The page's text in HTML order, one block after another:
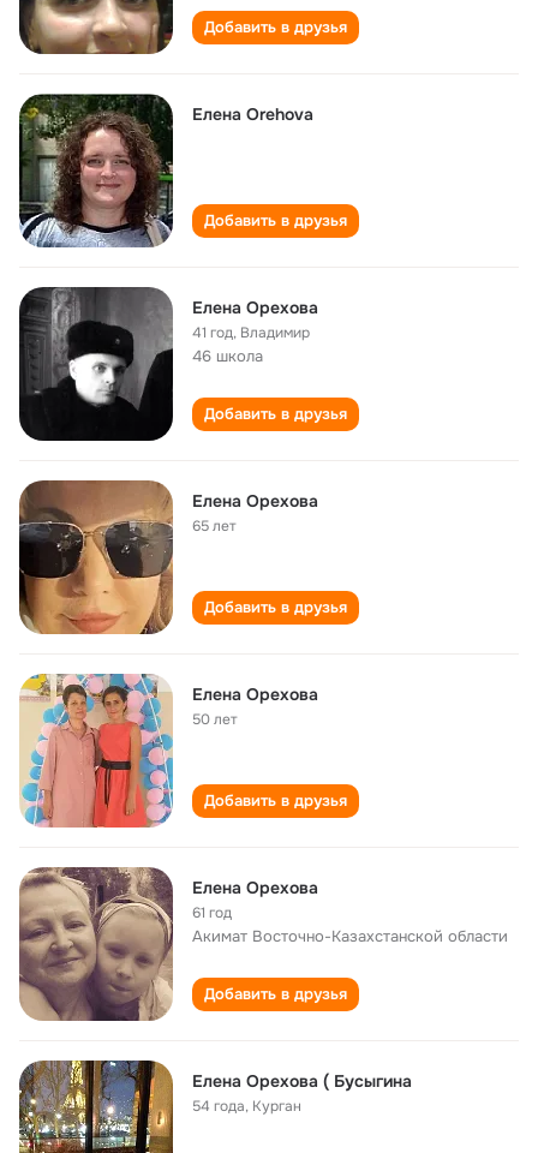
Добавить в друзья
Елена Orehova
Добавить в друзья
Елена Орехова
41 год, Владимир
46 школа
Добавить в друзья
Елена Орехова
65 лет
Добавить в друзья
Елена Орехова
50 лет
Добавить в друзья
Елена Орехова
61 год
Акимат Восточно-Казахстанской области
Добавить в друзья
Елена Орехова ( Бусыгина
54 года, Курган